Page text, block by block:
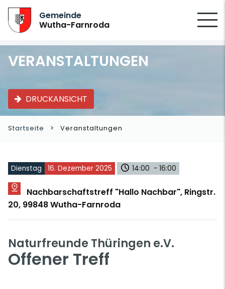
Gemeinde
Wutha-Farnroda
VERANSTALTUNGEN
DRUCKANSICHT
Startseite Veranstaltungen
Dienstag 16. Dezember 2025 14:00 - 16:00
Nachbarschaftstreff "Hallo Nachbar", Ringstr.
20, 99848 Wutha-Farnroda
Naturfreunde Thüringen e.V.
Offener Treff